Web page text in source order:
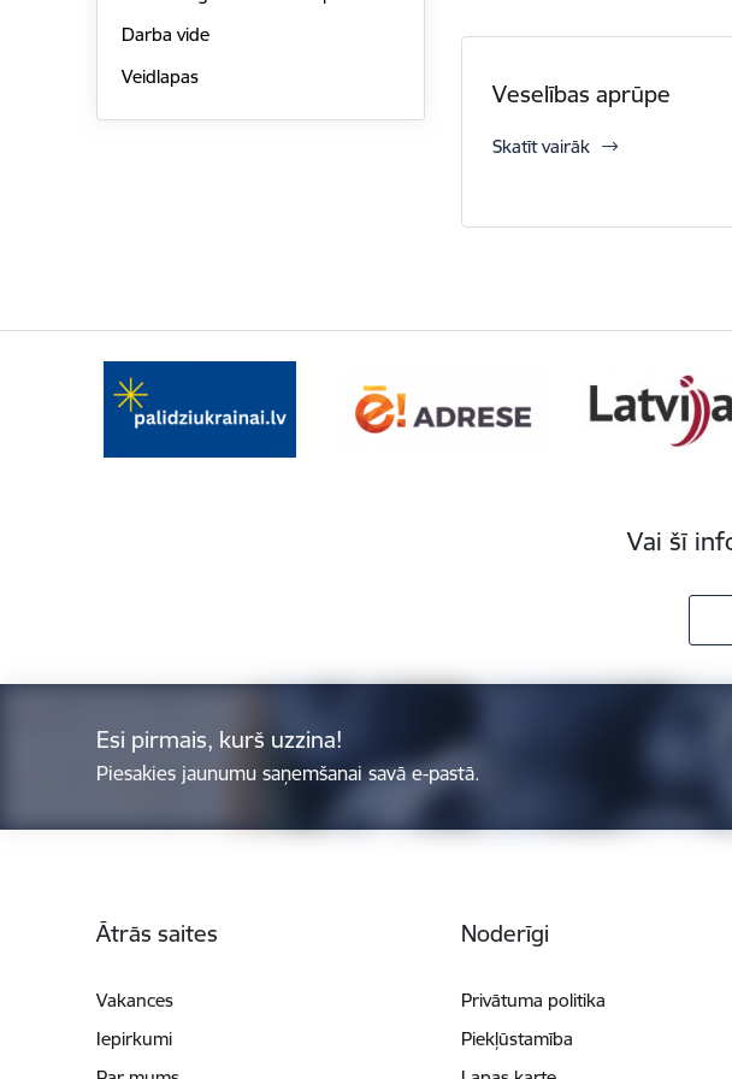
Darba vide
Veidlapas
Veselības aprūpe
Skatīt vairāk
Vai šī
Esi pirmais, kurš uzzina!
Piesakies jaunumu saņemšanai savā e-pastā.
Ātrās saites
Vakances
Iepirkumi
Noderīgi
Privātuma politika
Piekļūstamība